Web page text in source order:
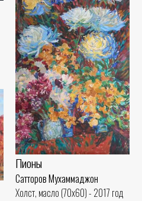
Пионы
Сатторов Мухаммаджон
Холст, масло (70x60) - 2017 год